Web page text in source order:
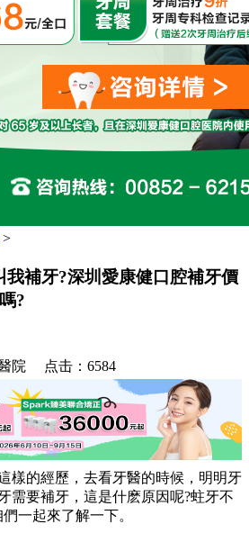
>
我補牙?深圳愛康健口腔補牙價
?
院 点击：6584
的經歷，去看牙醫的時候，明明牙
需要補牙，這是什麽原因呢?蛀牙不
一起來了解一下。